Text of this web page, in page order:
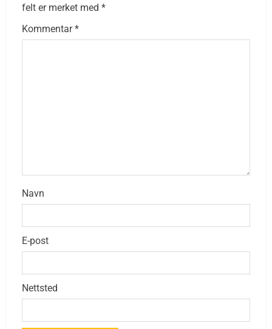
felt er merket med *
Kommentar*
Navn
E-post
Nettsted